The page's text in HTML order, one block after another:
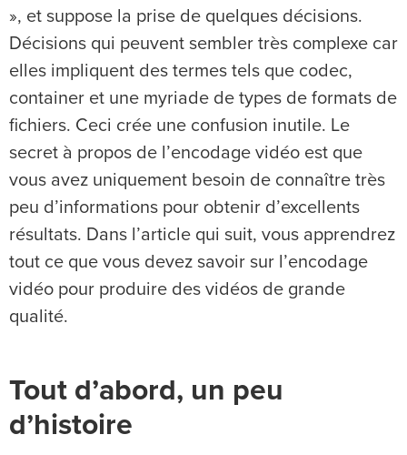
», et suppose la prise de quelques décisions.
Décisions qui peuvent sembler très complexe car
elles impliquent des termes tels que codec,
container et une myriade de types de formats de
fichiers. Ceci crée une confusion inutile. Le
secret à propos de l’encodage vidéo est que
vous avez uniquement besoin de connaître très
peu d’informations pour obtenir d’excellents
résultats. Dans l’article qui suit, vous apprendrez
tout ce que vous devez savoir sur l’encodage
vidéo pour produire des vidéos de grande
qualité.
Tout d’abord, un peu
d’histoire